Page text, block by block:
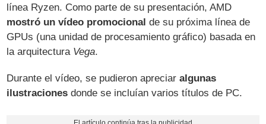
línea Ryzen. Como parte de su presentación, AMD
mostró un vídeo promocional de su próxima línea de
GPUs (una unidad de procesamiento gráfico) basada en
la arquitectura Vega.
Durante el vídeo, se pudieron apreciaralgunas
ilustraciones donde se incluían varios títulos de PC.